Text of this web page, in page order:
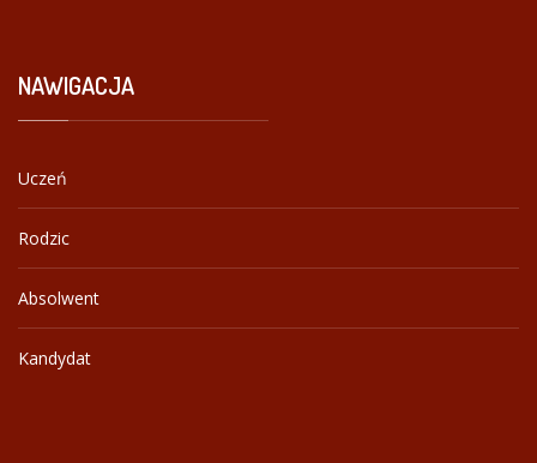
NAWIGACJA
Uczeń
Rodzic
Absolwent
Kandydat